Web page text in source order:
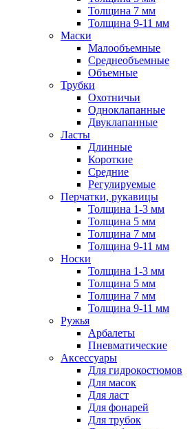
Толщина 7 мм
Толщина 9-11 мм
Маски
Малообъемные
Среднеобъемные
Объемные
Трубки
Охотничьи
Одноклапанные
Двуклапанные
Ласты
Длинные
Короткие
Средние
Регулируемые
Перчатки, рукавицы
Толщина 1-3 мм
Толщина 5 мм
Толщина 7 мм
Толщина 9-11 мм
Носки
Толщина 1-3 мм
Толщина 5 мм
Толщина 7 мм
Толщина 9-11 мм
Ружья
Арбалеты
Пневматические
Аксессуары
Для гидрокостюмов
Для масок
Для ласт
Для фонарей
Для трубок